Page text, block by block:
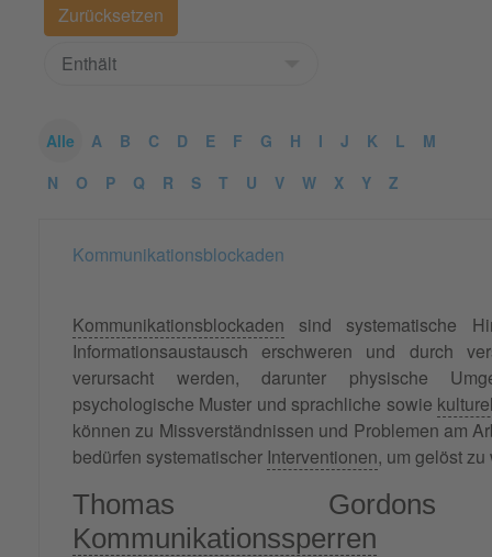
Alle A B C D E F G H I J K L
M
N
O P Q R S T U V W X Y Z
Kommunikationsblockaden
Kommunikationsblockaden sind systematische
Informationsaustausch erschweren und durch
verursacht werden, darunter physische
psychologische Muster und sprachliche sowie
können zu Missverständnissen und Problemen am
bedürfen systematischer Interventionen, um gelöst zu
Thomas
Kommunikationssperren